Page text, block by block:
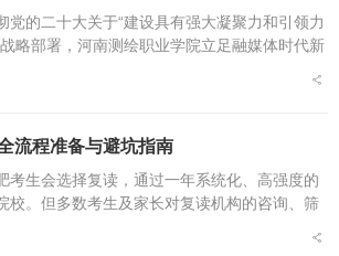
的二十大关于“建设具有强大凝聚力和引领力
略部署，河南测绘职业学院立足融媒体时代新
研判、机制创新、技术赋能、实践育人等方面
流程准备与避坑指南
考生会选择复读，通过一年系统化、高强度的
校。但多数考生及家长对复读机构的咨询、筛
不够熟悉，容易遗漏关键核验要点、忽视权益